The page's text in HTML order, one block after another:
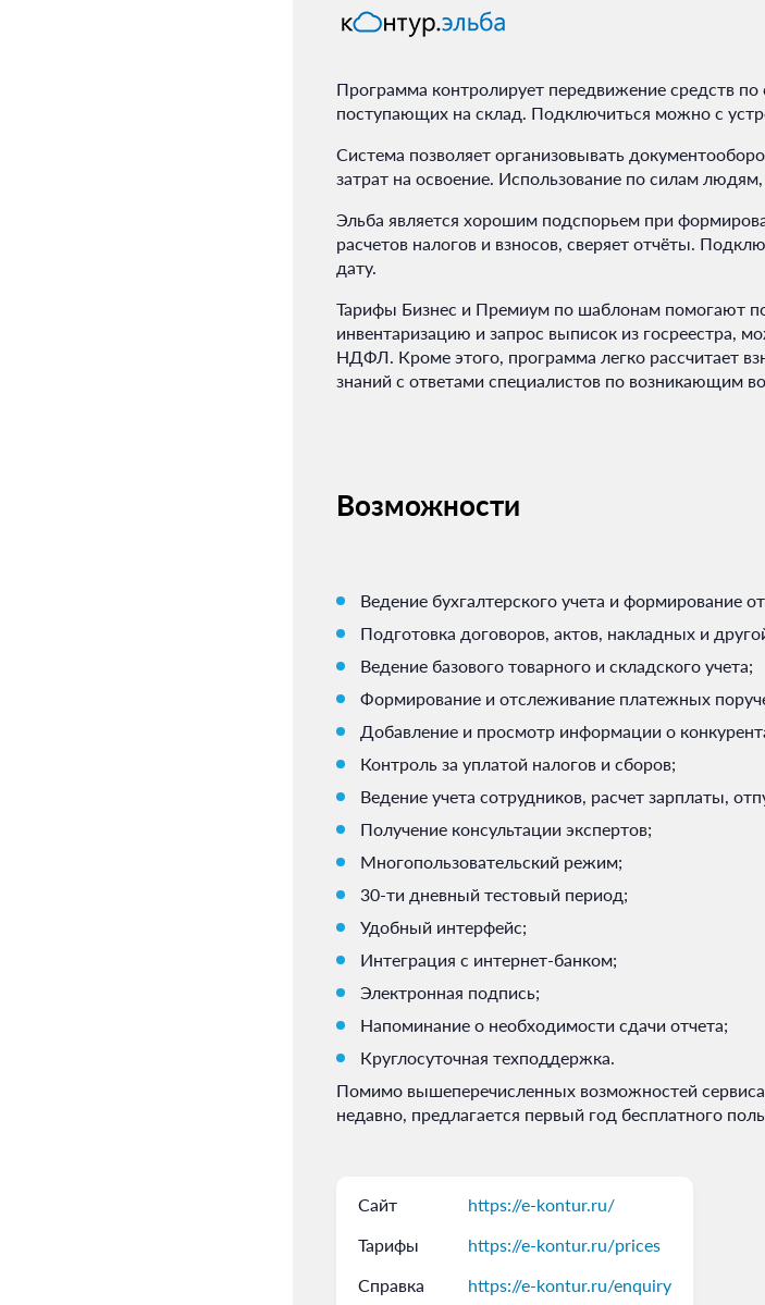
Программа контролирует передвижение средств
поступающих на склад. Подключиться можно с
Система позволяет организовывать
затрат на освоение. Использование по силам
Эльба является хорошим подспорьем при
расчетов налогов и взносов, сверяет отчёты.
дату.
Тарифы Бизнес и Премиум по шаблонам помогают
инвентаризацию и запрос выписок из
НДФЛ. Кроме этого, программа легко рассчитает
знаний с ответами специалистов по возникающим
Возможности
Ведение бухгалтерского учета и формирование
Подготовка договоров, актов, накладных и
Ведение базового товарного и складского учета;
Формирование и отслеживание платежных
Добавление и просмотр информации о
Контроль за уплатой налогов и сборов;
Ведение учета сотрудников, расчет зарплаты,
Получение консультации экспертов;
Многопользовательский режим;
30-ти дневный тестовый период;
Удобный интерфейс;
Интеграция с интернет-банком;
Электронная подпись;
Напоминание о необходимости сдачи отчета;
Круглосуточная техподдержка.
Помимо вышеперечисленных возможностей
недавно, предлагается первый год бесплатного
Сайт
Тарифы
Справка
https://e-kontur.ru/
https://e-kontur.ru/prices
https://e-kontur.ru/enquiry